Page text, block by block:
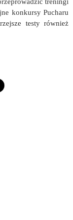
konkursy Pucharu
testy również